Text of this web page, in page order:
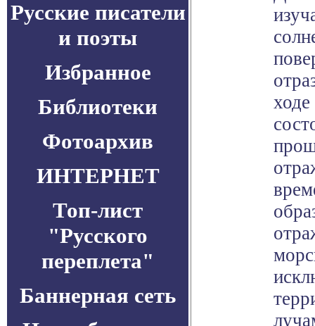
Русские писатели
и поэты
Избранное
Библиотеки
Фотоархив
ИНТЕРНЕТ
Топ-лист
"Русского
переплета"
Баннерная сеть